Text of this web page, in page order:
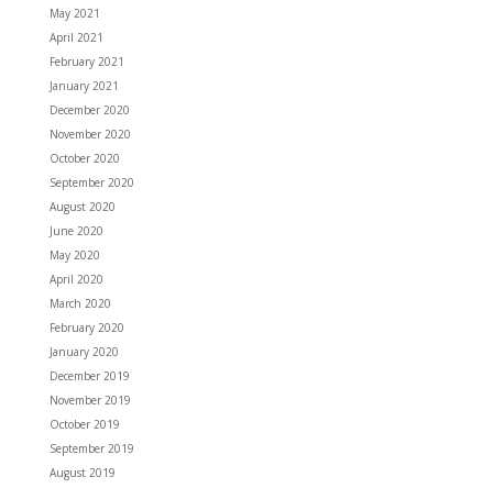
May 2021
April 2021
February 2021
January 2021
December 2020
November 2020
October 2020
September 2020
August 2020
June 2020
May 2020
April 2020
March 2020
February 2020
January 2020
December 2019
November 2019
October 2019
September 2019
August 2019